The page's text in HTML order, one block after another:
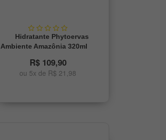
Hidratante Phytoervas
Ambiente Amazônia 320ml
R$ 109,90
ou 5x de R$ 21,98